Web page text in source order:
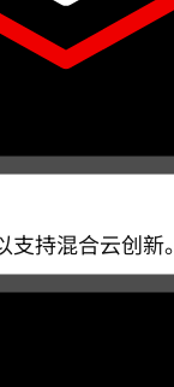
持混合云创新。